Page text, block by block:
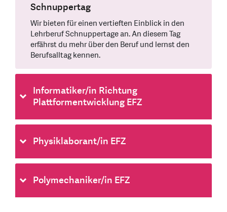
Schnuppertag
Wir bieten für einen vertieften Einblick in den
Lehrberuf Schnuppertage an. An diesem Tag
erfährst du mehr über den Beruf und lernst den
Berufsalltag kennen.
Informatiker/in Richtung
Plattformentwicklung EFZ
Physiklaborant/in EFZ
Polymechaniker/in EFZ